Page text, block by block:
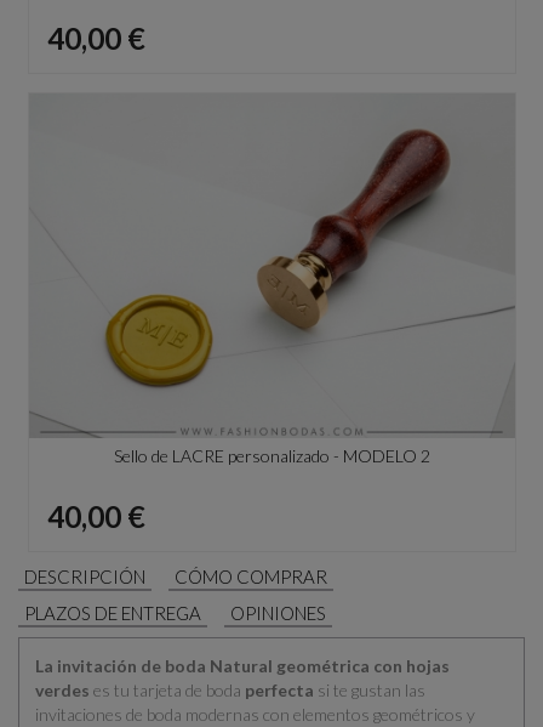
Precio
40,00 €
Sello de LACRE personalizado - MODELO 2
Precio
40,00 €
DESCRIPCIÓN
CÓMO COMPRAR
PLAZOS DE ENTREGA
OPINIONES
La invitación de boda Natural geométrica con hojas
verdes es tu tarjeta de boda perfecta si te gustan las
invitaciones de boda modernas con elementos geométricos y